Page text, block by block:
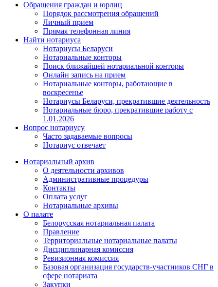
Обращения граждан и юрлиц
Порядок рассмотрения обращений
Личный прием
Прямая телефонная линия
Найти нотариуса
Нотариусы Беларуси
Нотариальные конторы
Поиск ближайшей нотариальной конторы
Онлайн запись на прием
Нотариальные конторы, работающие в
воскресенье
Нотариусы Беларуси, прекратившие деятельность
Нотариальные бюро, прекратившие работу с
1.01.2026
Вопрос нотариусу
Часто задаваемые вопросы
Нотариус отвечает
Нотариальный архив
О деятельности архивов
Административные процедуры
Контакты
Оплата услуг
Нотариальные архивы
О палате
Белорусская нотариальная палата
Правление
Территориальные нотариальные палаты
Дисциплинарная комиссия
Ревизионная комиссия
Базовая организация государств-участников СНГ в
сфере нотариата
Закупки